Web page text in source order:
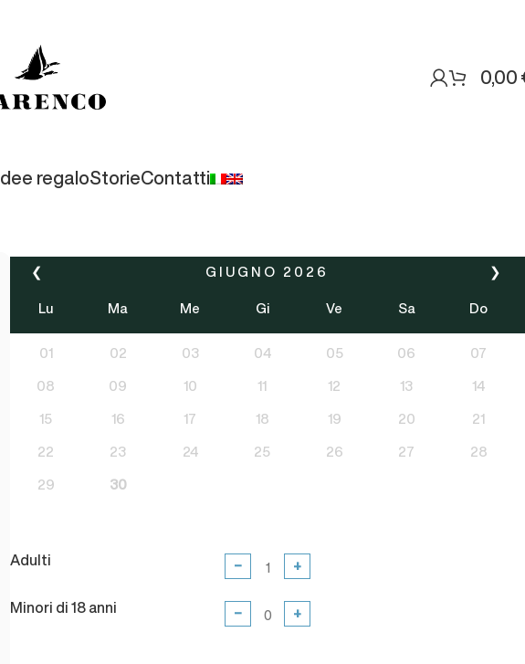
0,00
Idee regaloStorieContatti
❮ ❯
GIUGNO 2026
Lu Ma Me Gi Ve Sa Do
01 02 03 04 05 06 07
08 09 10 11 12 13 14
15 16 17 18 19 20 21
22 23 24 25 26 27 28
29 30
Adulti − +
Minori di 18 anni − +